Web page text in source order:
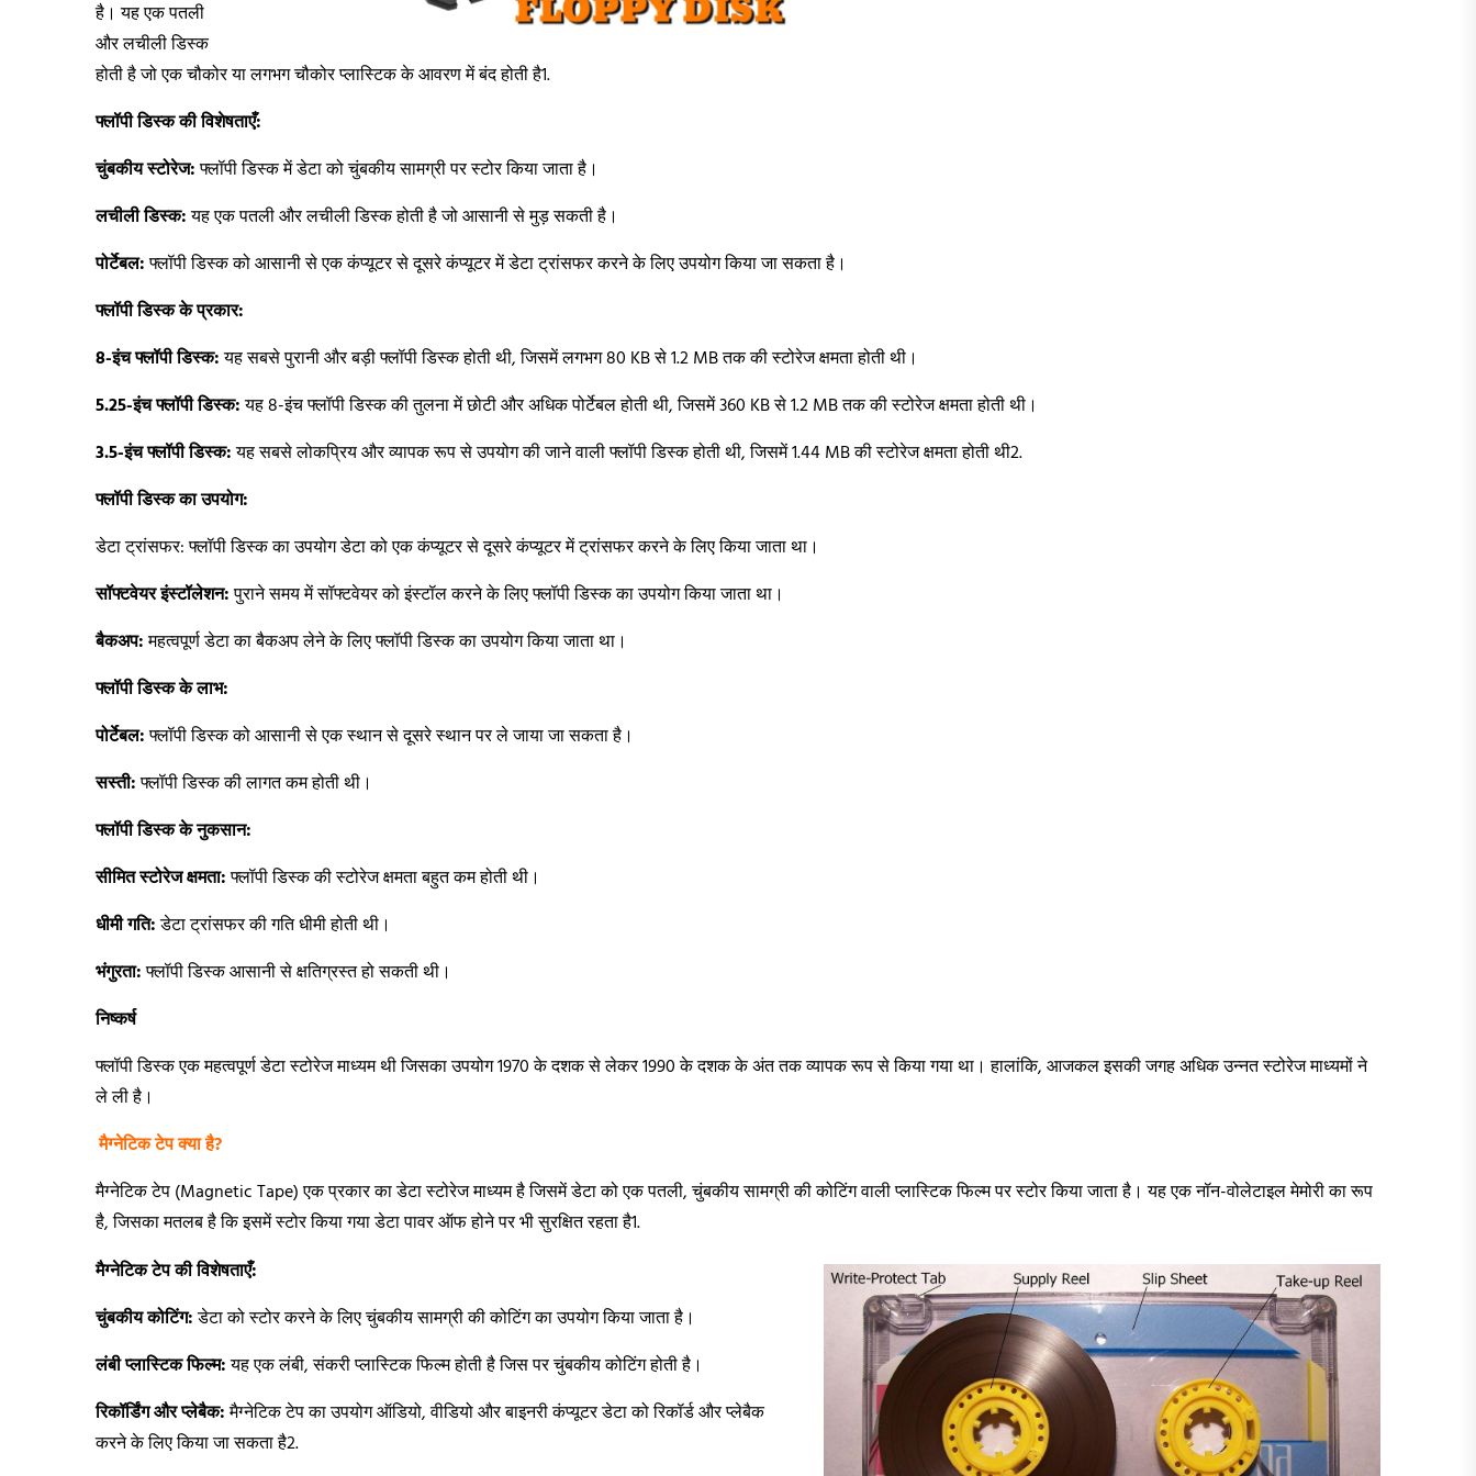
है। यह एक पतली
और लचीली डिस्क
होती है जो एक चौकोर या लगभग चौकोर प्लास्टिक के आवरण में बंद होती है1.
फ्लॉपी डिस्क की विशेषताएँ:
चुंबकीय स्टोरेज:फ्लॉपी डिस्क में डेटा को चुंबकीय सामग्री पर स्टोर किया जाता है।
लचीली डिस्क:यह एक पतली और लचीली डिस्क होती है जो आसानी से मुड़ सकती है।
पोर्टेबल:फ्लॉपी डिस्क को आसानी से एक कंप्यूटर से दूसरे कंप्यूटर में डेटा ट्रांसफर करने के लिए उपयोग किया जा सकता है।
फ्लॉपी डिस्क के प्रकार:
8-इंच फ्लॉपी डिस्क:यह सबसे पुरानी और बड़ी फ्लॉपी डिस्क होती थी, जिसमें लगभग 80 KB से 1.2 MB तक की स्टोरेज क्षमता होती थी।
5.25-इंच फ्लॉपी डिस्क:यह 8-इंच फ्लॉपी डिस्क की तुलना में छोटी और अधिक पोर्टेबल होती थी, जिसमें 360 KB से 1.2 MB तक की स्टोरेज क्षमता होती थी।
3.5-इंच फ्लॉपी डिस्क:यह सबसे लोकप्रिय और व्यापक रूप से उपयोग की जाने वाली फ्लॉपी डिस्क होती थी, जिसमें 1.44 MB की स्टोरेज क्षमता होती थी2.
फ्लॉपी डिस्क का उपयोग:
डेटा ट्रांसफर: फ्लॉपी डिस्क का उपयोग डेटा को एक कंप्यूटर से दूसरे कंप्यूटर में ट्रांसफर करने के लिए किया जाता था।
सॉफ्टवेयर इंस्टॉलेशन:पुराने समय में सॉफ्टवेयर को इंस्टॉल करने के लिए फ्लॉपी डिस्क का उपयोग किया जाता था।
बैकअप:महत्वपूर्ण डेटा का बैकअप लेने के लिए फ्लॉपी डिस्क का उपयोग किया जाता था।
फ्लॉपी डिस्क के लाभ:
पोर्टेबल:फ्लॉपी डिस्क को आसानी से एक स्थान से दूसरे स्थान पर ले जाया जा सकता है।
सस्ती:फ्लॉपी डिस्क की लागत कम होती थी।
फ्लॉपी डिस्क के नुकसान:
सीमित स्टोरेज क्षमता:फ्लॉपी डिस्क की स्टोरेज क्षमता बहुत कम होती थी।
धीमी गति:डेटा ट्रांसफर की गति धीमी होती थी।
भंगुरता:फ्लॉपी डिस्क आसानी से क्षतिग्रस्त हो सकती थी।
निष्कर्ष
फ्लॉपी डिस्क एक महत्वपूर्ण डेटा स्टोरेज माध्यम थी जिसका उपयोग 1970 के दशक से लेकर 1990 के दशक के अंत तक व्यापक रूप से किया गया था। हालांकि, आजकल इसकी जगह अधिक उन्नत स्टोरेज माध्यमों ने
ले ली है।
मैग्नेटिक टेप क्या है?
मैग्नेटिक टेप (Magnetic Tape) एक प्रकार का डेटा स्टोरेज माध्यम है जिसमें डेटा को एक पतली, चुंबकीय सामग्री की कोटिंग वाली प्लास्टिक फिल्म पर स्टोर किया जाता है। यह एक नॉन-वोलेटाइल मेमोरी का रूप
है, जिसका मतलब है कि इसमें स्टोर किया गया डेटा पावर ऑफ होने पर भी सुरक्षित रहता है1.
मैग्नेटिक टेप की विशेषताएँ:
चुंबकीय कोटिंग:डेटा को स्टोर करने के लिए चुंबकीय सामग्री की कोटिंग का उपयोग किया जाता है।
लंबी प्लास्टिक फिल्म:यह एक लंबी, संकरी प्लास्टिक फिल्म होती है जिस पर चुंबकीय कोटिंग होती है।
रिकॉर्डिंग और प्लेबैक:मैग्नेटिक टेप का उपयोग ऑडियो, वीडियो और बाइनरी कंप्यूटर डेटा को रिकॉर्ड और प्लेबैक
करने के लिए किया जा सकता है2.